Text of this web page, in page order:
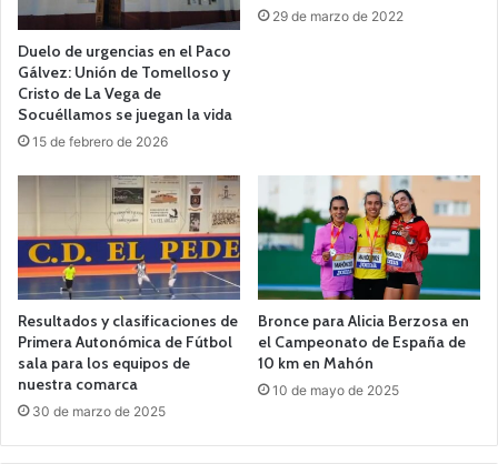
Duelo de urgencias en el Paco
Gálvez: Unión de Tomelloso y
Cristo de La Vega de
Socuéllamos se juegan la vida
15 de febrero de 2026
29 de marzo de 2022
Resultados y clasificaciones de
Primera Autonómica de Fútbol
sala para los equipos de
nuestra comarca
30 de marzo de 2025
Bronce para Alicia Berzosa en
el Campeonato de España de
10 km en Mahón
10 de mayo de 2025